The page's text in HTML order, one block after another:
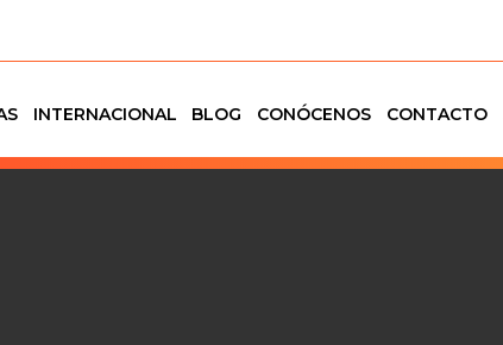
INTERNACIONAL BLOG CONÓCENOS CONTACTO